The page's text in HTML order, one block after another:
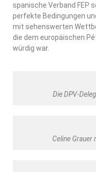
spanische Verband FEP
perfekte Bedingungen
mit sehenswerten
die dem europäischen
würdig war.
Die DPV-
Celine